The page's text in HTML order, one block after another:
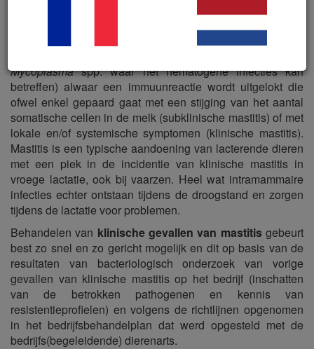
Mycoplasmaspp. waar het hematogene infecties kan
betreffen) alwaar een immuunreactie wordt uitgelokt die
ofwel enkel gepaard gaat met een stijging van het aantal
somatische cellen in de melk (subklinische mastitis) of met
lokale en/of systemische symptomen (klinische mastitis).
Mastitis is een typische aandoening van lacterende dieren
met een piek in de incidentie van klinische mastitis in
vroege lactatie, ook bij vaarzen. Heel wat intramammaire
infecties echter ontstaan tijdens de droogstand en zorgen
tijdens de lactatie voor problemen.
Behandelen van klinische gevallen van mastitisgebeurt
best zo snel en zo gericht mogelijk en dit op basis van de
resultaten van bacteriologisch onderzoek van vorige
gevallen van klinische mastitis op het bedrijf (inschatten
van de betrokken pathogenen en kennis van
resistentieprofielen) en volgens de richtlijnen opgenomen
in het bedrijfsbehandelplan dat werd opgesteld met de
bedrijfs(begeleidende) dierenarts.